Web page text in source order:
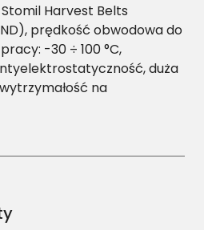
Harvest Belts
prędkość obwodowa do
-30 ÷ 100 °C,
duża
na